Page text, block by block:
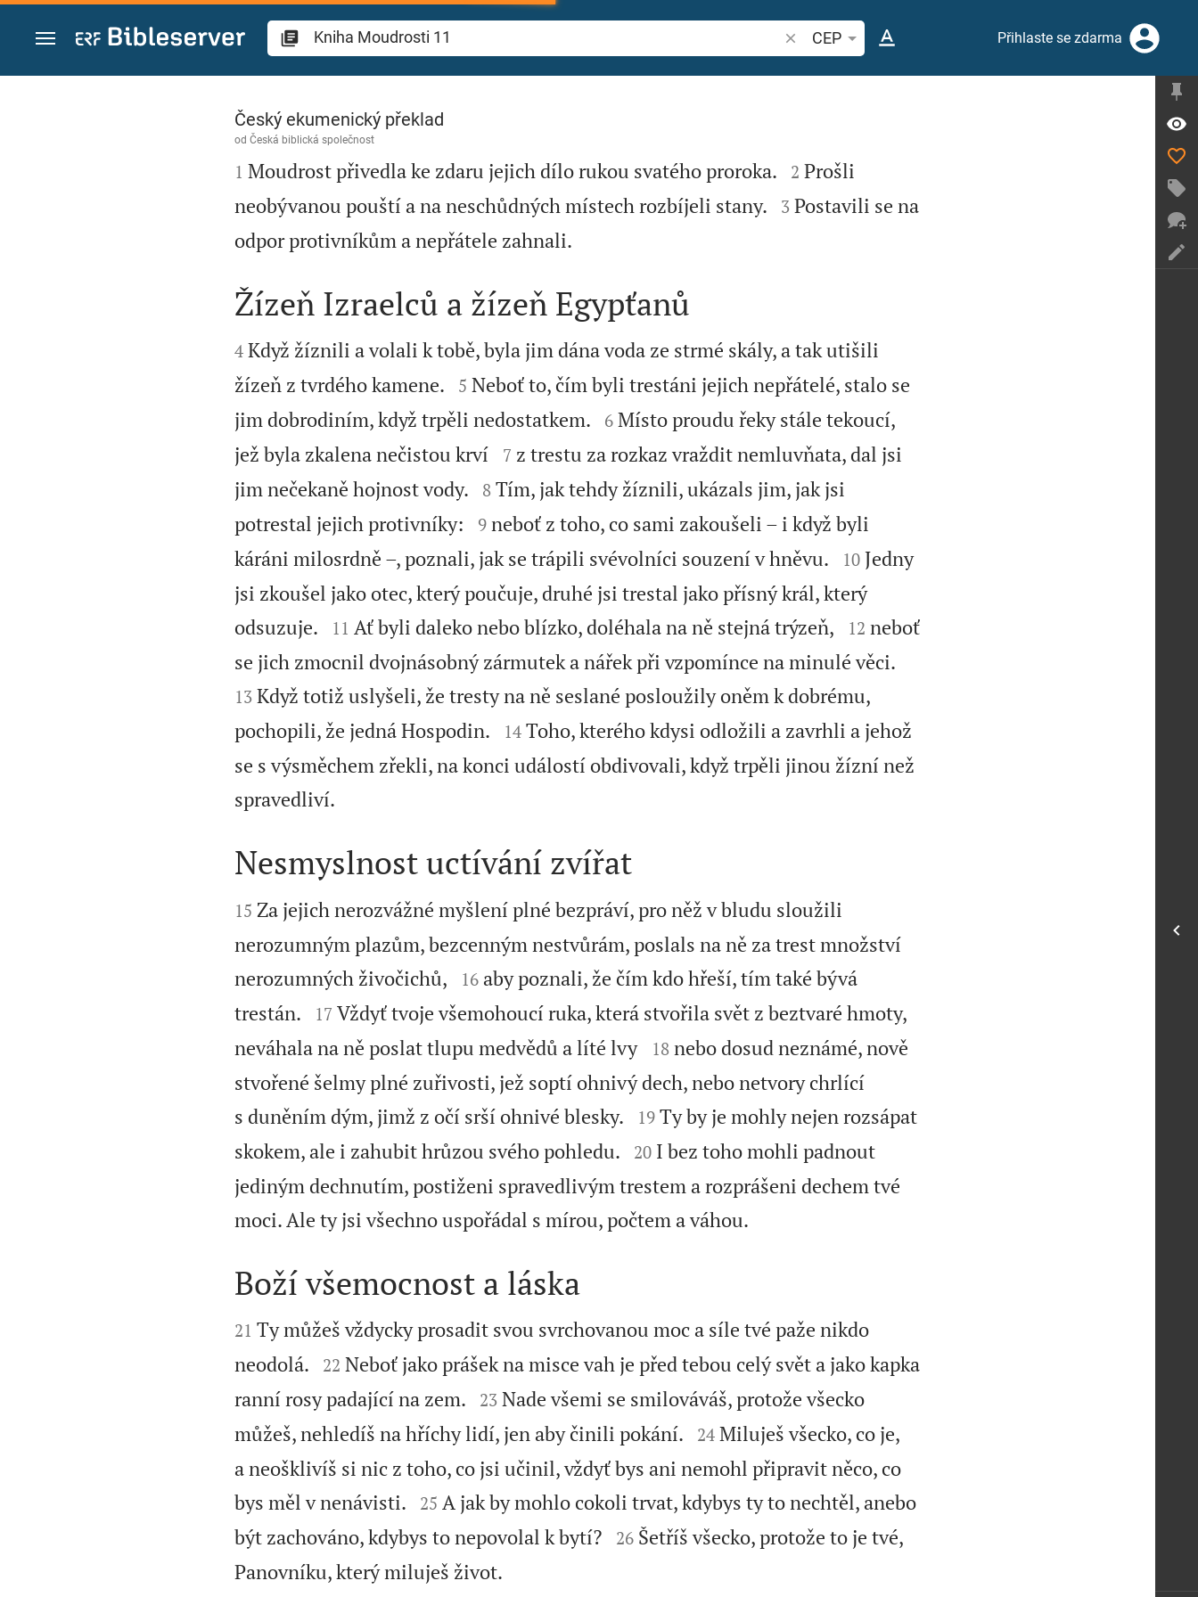
Přejít na obsah
Vyhledat biblický verš nebo slovo
CEP Přihlaste se zdarma
Kniha Moudrosti 11
Český ekumenický překlad
od Česká biblická společnost

1 Moudrost přivedla ke zdaru jejich dílo rukou svatého proroka. 

2 Prošli
neobývanou pouští a na neschůdných místech rozbíjeli stany. 

3 Postavili se na
odpor protivníkům a nepřátele zahnali.

Žízeň Izraelců a žízeň Egypťanů

4 Když žíznili a volali k tobě, byla jim dána voda ze strmé skály, a tak utišili
žízeň z tvrdého kamene. 

5 Neboť to, čím byli trestáni jejich nepřátelé, stalo se
jim dobrodiním, když trpěli nedostatkem. 

6 Místo proudu řeky stále tekoucí,
jež byla zkalena nečistou krví 

7 z trestu za rozkaz vraždit nemluvňata, dal jsi
jim nečekaně hojnost vody. 

8 Tím, jak tehdy žíznili, ukázals jim, jak jsi
potrestal jejich protivníky:


9 neboť z toho, co sami zakoušeli – i když byli
káráni milosrdně –, poznali, jak se trápili svévolníci souzení v hněvu.


10 Jedny
jsi zkoušel jako otec, který poučuje, druhé jsi trestal jako přísný král, který
odsuzuje.


11 Ať byli daleko nebo blízko, doléhala na ně stejná trýzeň, 

12 neboť
se jich zmocnil dvojnásobný zármutek a nářek při vzpomínce na minulé věci.
13 Když totiž uslyšeli, že tresty na ně seslané posloužily oněm k dobrému,
pochopili, že jedná Hospodin.


14 Toho, kterého kdysi odložili a zavrhli a jehož
se s výsměchem zřekli, na konci událostí obdivovali, když trpěli jinou žízní než
spravedliví.

Nesmyslnost uctívání zvířat

15 Za jejich nerozvážné myšlení plné bezpráví, pro něž v bludu sloužili
nerozumným plazům, bezcenným nestvůrám, poslals na ně za trest množství
nerozumných živočichů,


16 aby poznali, že čím kdo hřeší, tím také bývá
trestán.


17 Vždyť tvoje všemohoucí ruka, která stvořila svět z beztvaré hmoty,
neváhala na ně poslat tlupu medvědů a líté lvy 

18 nebo dosud neznámé, nově
stvořené šelmy plné zuřivosti, jež soptí ohnivý dech, nebo netvory chrlící
s duněním dým, jimž z očí srší ohnivé blesky.


19 Ty by je mohly nejen rozsápat
skokem, ale i zahubit hrůzou svého pohledu. 

20 I bez toho mohli padnout
jediným dechnutím, postiženi spravedlivým trestem a rozprášeni dechem tvé
moci. Ale ty jsi všechno uspořádal s mírou, počtem a váhou.

Boží všemocnost a láska

21 Ty můžeš vždycky prosadit svou svrchovanou moc a síle tvé paže nikdo
neodolá. 

22 Neboť jako prášek na misce vah je před tebou celý svět a jako kapka
ranní rosy padající na zem. 

23 Nade všemi se smilováváš, protože všecko
můžeš, nehledíš na hříchy lidí, jen aby činili pokání. 

24 Miluješ všecko, co je,
a neošklivíš si nic z toho, co jsi učinil, vždyť bys ani nemohl připravit něco, co
bys měl v nenávisti. 

25 A jak by mohlo cokoli trvat, kdybys ty to nechtěl, anebo
být zachováno, kdybys to nepovolal k bytí? 

26 Šetříš všecko, protože to je tvé,
Panovníku, který miluješ život.